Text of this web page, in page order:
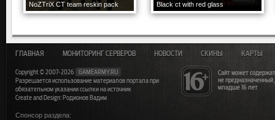
NoZTriX CT team reskin pack Black ct with red glass
Сайт может
не
младше 16 лет
ГЛАВНАЯ МОНИТОРИНГ СЕРВЕРОВ НОВОСТИ СКИНЫ КАРТЫ
Copyright © 2007-2026
GAMEARMY.RU
Разрешается использование материалов портала при
обязательном указании ссылки на источник
Create and Design: Родионов Вадим
Спонсор раздела: